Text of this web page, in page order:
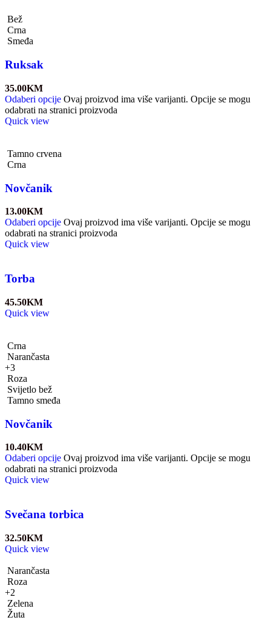
Bež
Crna
Smeđa
Ruksak
35.00KM
Odaberi opcije Ovaj proizvod ima više varijanti. Opcije se mogu
odabrati na stranici proizvoda
Quick view
Tamno crvena
Crna
Novčanik
13.00KM
Odaberi opcije Ovaj proizvod ima više varijanti. Opcije se mogu
odabrati na stranici proizvoda
Quick view
Torba
45.50KM
Quick view
Crna
Narančasta
+3
Roza
Svijetlo bež
Tamno smeđa
Novčanik
10.40KM
Odaberi opcije Ovaj proizvod ima više varijanti. Opcije se mogu
odabrati na stranici proizvoda
Quick view
Svečana torbica
32.50KM
Quick view
Narančasta
Roza
+2
Zelena
Žuta